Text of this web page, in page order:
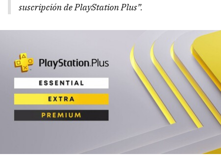
suscripción de PlayStation Plus”.